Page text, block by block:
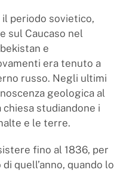
periodo sovietico,
sul Caucaso nel
e
era tenuto a
russo. Negli ultimi
geologica al
studiandone i
e le terre.
fino al 1836, per
quell’anno, quando lo